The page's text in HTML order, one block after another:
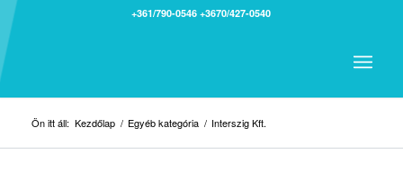
+361/790-0546 +3670/427-0540
Ön itt áll: Kezdőlap / Egyéb kategória / Interszig Kft.